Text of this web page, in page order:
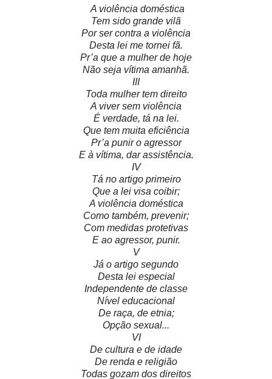
A violência doméstica
Tem sido grande vilã
Por ser contra a violência
Desta lei me tornei fã.
Pr’a que a mulher de hoje
Não seja vítima amanhã.
III
Toda mulher tem direito
A viver sem violência
É verdade, tá na lei.
Que tem muita eficiência
Pr’a punir o agressor
E à vítima, dar assistência.
IV
Tá no artigo primeiro
Que a lei visa coibir;
A violência doméstica
Como também, prevenir;
Com medidas protetivas
E ao agressor, punir.
V
Já o artigo segundo
Desta lei especial
Independente de classe
Nível educacional
De raça, de etnia;
Opção sexual...
VI
De cultura e de idade
De renda e religião
Todas gozam dos direitos